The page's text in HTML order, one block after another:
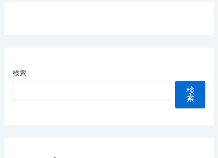
検索
検
索